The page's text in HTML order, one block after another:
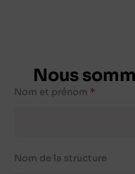
Nous
Nom et prénom
Nom de la structure